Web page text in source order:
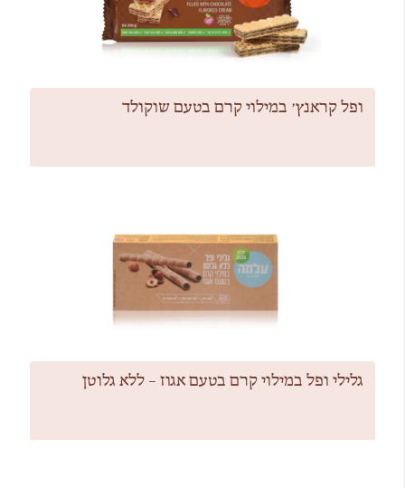
ופל קראנץ׳ במילוי קרם בטעם שוקולד
גלילי ופל במילוי קרם בטעם אגוז – ללא גלוטן